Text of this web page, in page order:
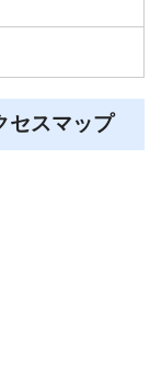
セスマップ